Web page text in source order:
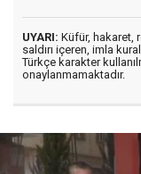
UYARI: Küfür, hakaret,
saldırı içeren, imla
Türkçe karakter
onaylanmamaktadır.